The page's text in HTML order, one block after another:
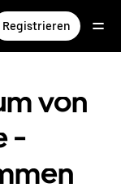
Registrieren
von
-